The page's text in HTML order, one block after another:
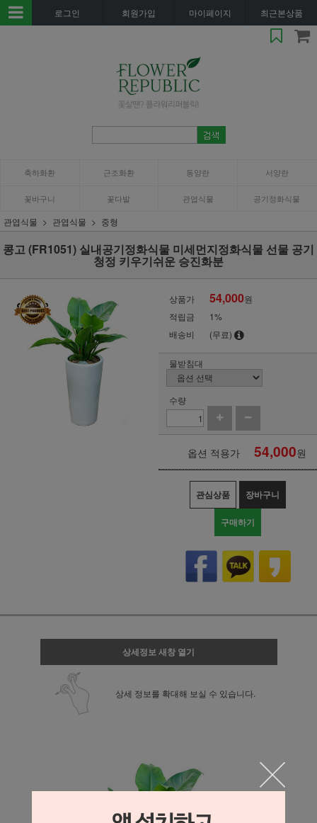
로그인 회원가입 마이페이지 최근본상품
축하화환 근조화환 동양란 서양란
꽃바구니 꽃다발 관엽식물 공기정화식물
관엽식물 관엽식물 중형
콩고 (FR1051) 실내공기정화식물 미세먼지정화식물 선물 공기
청정 키우기쉬운 승진화분
상품가 54,000원
적립금
1%
배송비
(무료)
물받침대
수량
옵션 적용가 54,000원
관심상품 장바구니
구매하기
상세정보 새창 열기
상세 정보를 확대해 보실 수 있습니다.